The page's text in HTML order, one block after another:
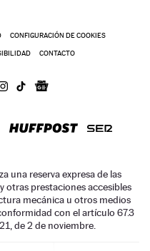
CONFIGURACIÓN DE COOKIES
CONTACTO
una reserva expresa de las
otras prestaciones accesibles
mecánica u otros medios
con el artículo 67.3
de 2 de noviembre.